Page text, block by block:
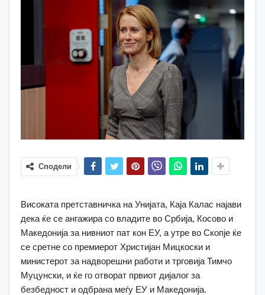
Сподели
Високата претставничка на Унијата, Каја Калас најави
дека ќе се ангажира со владите во Србија, Косово и
Македонија за нивниот пат кон ЕУ, а утре во Скопје ќе
се сретне со премиерот Христијан Мицкоски и
министерот за надворешни работи и трговија Тимчо
Муцунски, и ќе го отворат првиот дијалог за
безбедност и одбрана меѓу ЕУ и Македонија.